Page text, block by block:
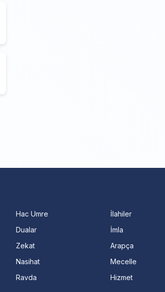
Hac Umre
Dualar
Zekat
Nasihat
Ravda
İlahiler
İmla
Arapça
Mecelle
Hizmet